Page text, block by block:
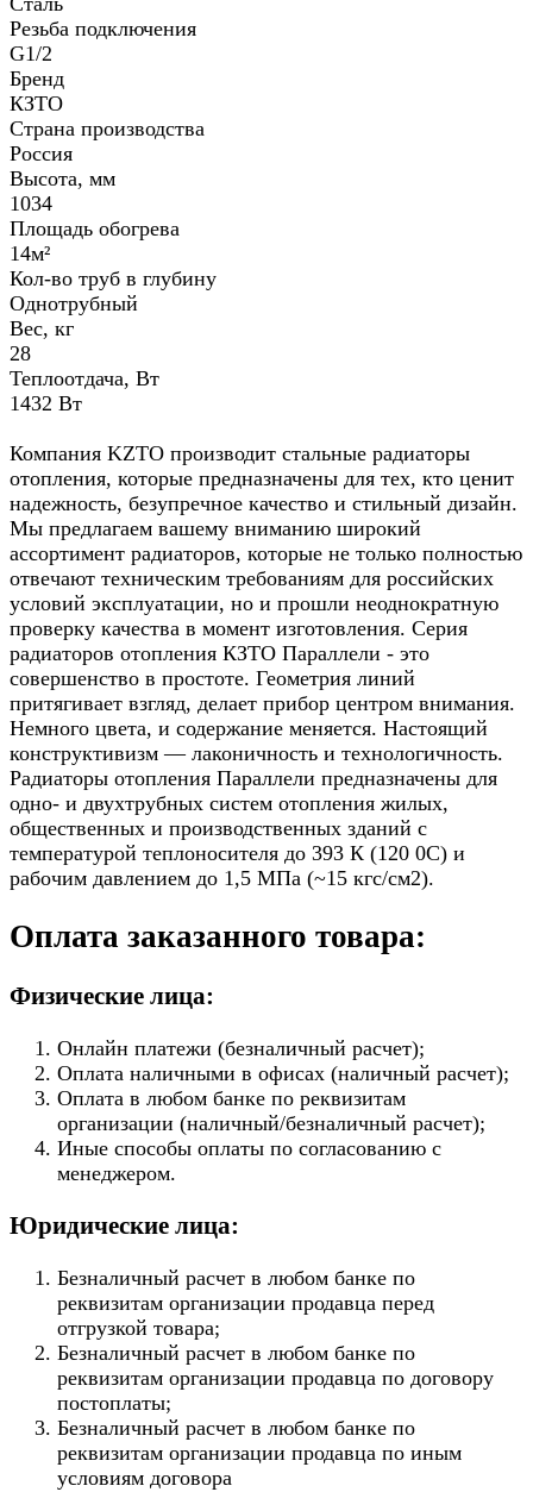
Резьба подключения
G1/2
Бренд
КЗТО
Страна производства
Россия
Высота, мм
1034
Площадь обогрева
14м²
Кол-во труб в глубину
Однотрубный
Вес, кг
28
Теплоотдача, Вт
1432 Вт
Компания KZTO производит стальные радиаторы
отопления, которые предназначены для тех, кто ценит
надежность, безупречное качество и стильный дизайн.
Мы предлагаем вашему вниманию широкий
ассортимент радиаторов, которые не только полностью
отвечают техническим требованиям для российских
условий эксплуатации, но и прошли неоднократную
проверку качества в момент изготовления. Серия
радиаторов отопления КЗТО Параллели - это
совершенство в простоте. Геометрия линий
притягивает взгляд, делает прибор центром внимания.
Немного цвета, и содержание меняется. Настоящий
конструктивизм — лаконичность и технологичность.
Радиаторы отопления Параллели предназначены для
одно- и двухтрубных систем отопления жилых,
общественных и производственных зданий с
температурой теплоносителя до 393 К (120 0С) и
рабочим давлением до 1,5 МПа (~15 кгс/см2).
Оплата заказанного товара:
Физические лица:
Онлайн платежи (безналичный расчет);
Оплата наличными в офисах (наличный расчет);
Оплата в любом банке по реквизитам
организации (наличный/безналичный расчет);
Иные способы оплаты по согласованию с
менеджером.
Юридические лица:
Безналичный расчет в любом банке по
реквизитам организации продавца перед
отгрузкой товара;
Безналичный расчет в любом банке по
реквизитам организации продавца по договору
постоплаты;
Безналичный расчет в любом банке по
реквизитам организации продавца по иным
условиям договора